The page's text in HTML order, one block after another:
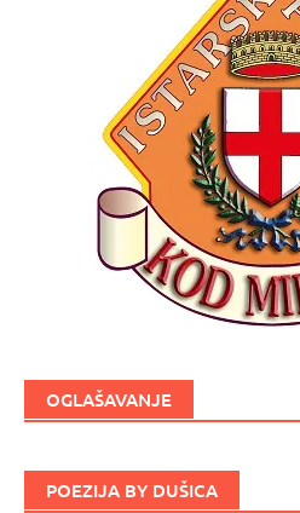
OGLAŠAVANJE
POEZIJA BY DUŠICA